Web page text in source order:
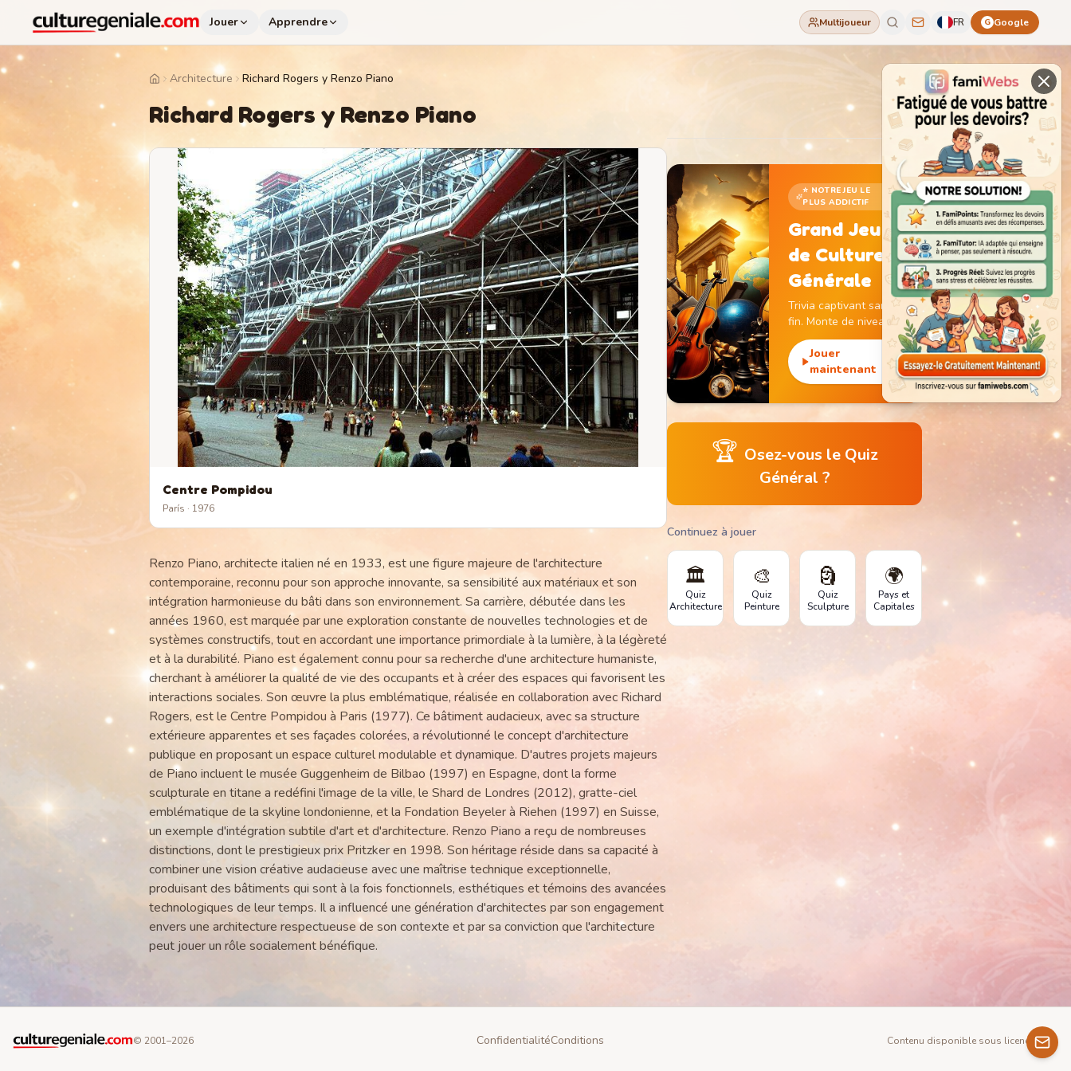
Jouer Apprendre Multijoueur FR G Google
HomeArchitecture Richard Rogers y Renzo Piano
Richard Rogers y Renzo Piano
Centre Pompidou
París · 1976
Renzo Piano, architecte italien né en 1933, est une figure majeure de l'architecture
contemporaine, reconnu pour son approche innovante, sa sensibilité aux matériaux et son
intégration harmonieuse du bâti dans son environnement. Sa carrière, débutée dans les
années 1960, est marquée par une exploration constante de nouvelles technologies et de
systèmes constructifs, tout en accordant une importance primordiale à la lumière, à la légèreté
et à la durabilité. Piano est également connu pour sa recherche d'une architecture humaniste,
cherchant à améliorer la qualité de vie des occupants et à créer des espaces qui favorisent les
interactions sociales. Son œuvre la plus emblématique, réalisée en collaboration avec Richard
Rogers, est le Centre Pompidou à Paris (1977). Ce bâtiment audacieux, avec sa structure
extérieure apparentes et ses façades colorées, a révolutionné le concept d'architecture
publique en proposant un espace culturel modulable et dynamique. D'autres projets majeurs
de Piano incluent le musée Guggenheim de Bilbao (1997) en Espagne, dont la forme
sculpturale en titane a redéfini l'image de la ville, le Shard de Londres (2012), gratte-ciel
emblématique de la skyline londonienne, et la Fondation Beyeler à Riehen (1997) en Suisse,
un exemple d'intégration subtile d'art et d'architecture. Renzo Piano a reçu de nombreuses
distinctions, dont le prestigieux prix Pritzker en 1998. Son héritage réside dans sa capacité à
combiner une vision créative audacieuse avec une maîtrise technique exceptionnelle,
produisant des bâtiments qui sont à la fois fonctionnels, esthétiques et témoins des avancées
technologiques de leur temps. Il a influencé une génération d'architectes par son engagement
envers une architecture respectueuse de son contexte et par sa conviction que l'architecture
peut jouer un rôle socialement bénéfique.
⭐ NOTRE JEU LE
PLUS ADDICTIF
Grand Jeu
de Culture
Générale
Trivia captivant sans
fin. Monte de niveau,
gagne des pièces et
débloque des
monuments
emblématiques.
Jouer
maintenant
🏆 Osez-vous le Quiz
Général ?
Continuez à jouer
🏛️
Quiz
Architecture
🎨
Quiz
Peinture
🗿
Quiz
Sculpture
🌍
Pays et
Capitales
© 2001–2026 ConfidentialitéConditions Contenu disponible sous licence GNU